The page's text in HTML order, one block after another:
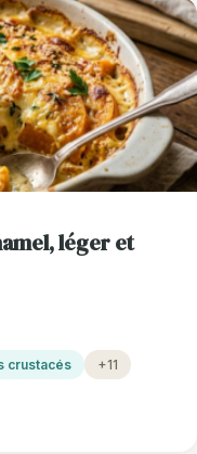
léger et
crustacés +11